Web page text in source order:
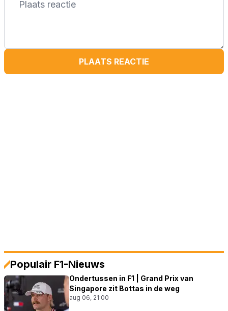
PLAATS REACTIE
Populair F1-Nieuws
Ondertussen in F1 | Grand Prix van
Singapore zit Bottas in de weg
aug 06, 21:00